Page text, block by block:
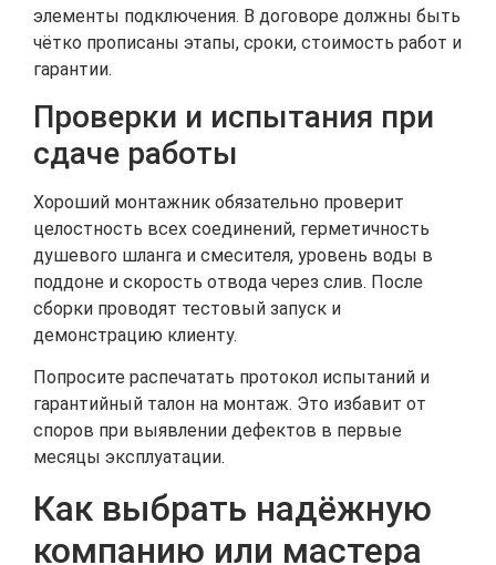
элементы подключения. В договоре должны быть
чётко прописаны этапы, сроки, стоимость работ и
гарантии.
Проверки и испытания при
сдаче работы
Хороший монтажник обязательно проверит
целостность всех соединений, герметичность
душевого шланга и смесителя, уровень воды в
поддоне и скорость отвода через слив. После
сборки проводят тестовый запуск и
демонстрацию клиенту.
Попросите распечатать протокол испытаний и
гарантийный талон на монтаж. Это избавит от
споров при выявлении дефектов в первые
месяцы эксплуатации.
Как выбрать надёжную
компанию или мастера